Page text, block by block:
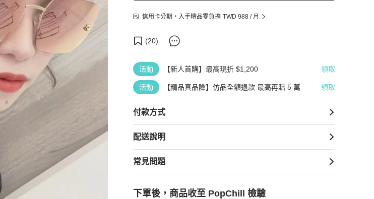
信用卡分期・入手精品零負擔 TWD 988 / 月
(20)
活動 【新人首購】最高現折 $1,200 領取
活動 【精品真品險】仿品全額退款 最高再賠 5 萬 領取
付款方式
配送說明
常見問題
下單後，商品收至 PopChill 檢驗